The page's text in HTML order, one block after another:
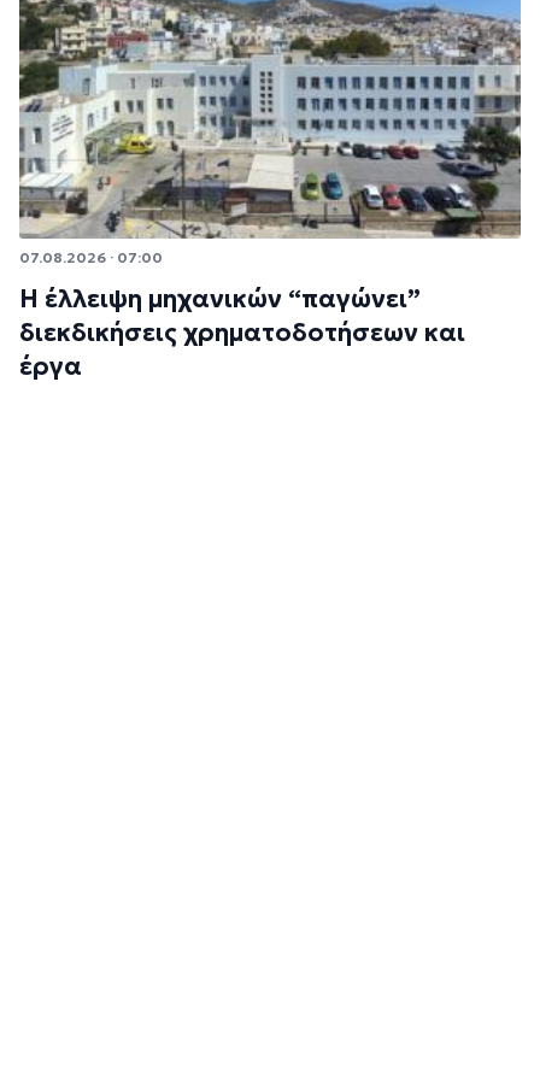
07.08.2026 · 07:00
Η έλλειψη μηχανικών “παγώνει”
διεκδικήσεις χρηματοδοτήσεων και
έργα